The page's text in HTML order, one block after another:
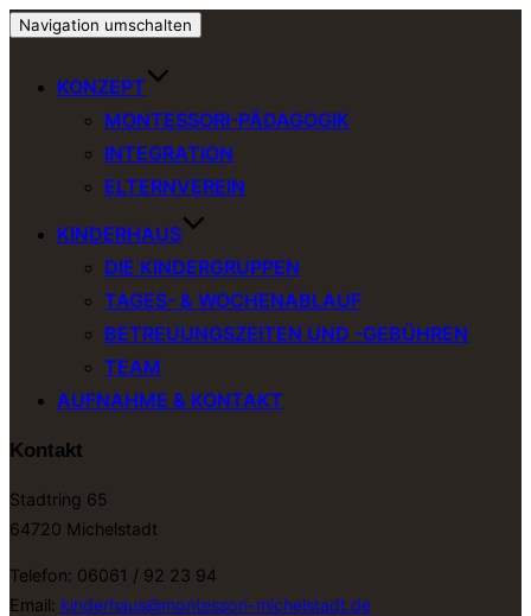
Navigation umschalten
KONZEPT
MONTESSORI-PÄDAGOGIK
INTEGRATION
ELTERNVEREIN
KINDERHAUS
DIE KINDERGRUPPEN
TAGES- & WOCHENABLAUF
BETREUUNGSZEITEN UND -GEBÜHREN
TEAM
AUFNAHME & KONTAKT
Kontakt
Stadtring 65
64720 Michelstadt
Telefon: 06061 / 92 23 94
Email: kinderhaus@montessori-michelstadt.de